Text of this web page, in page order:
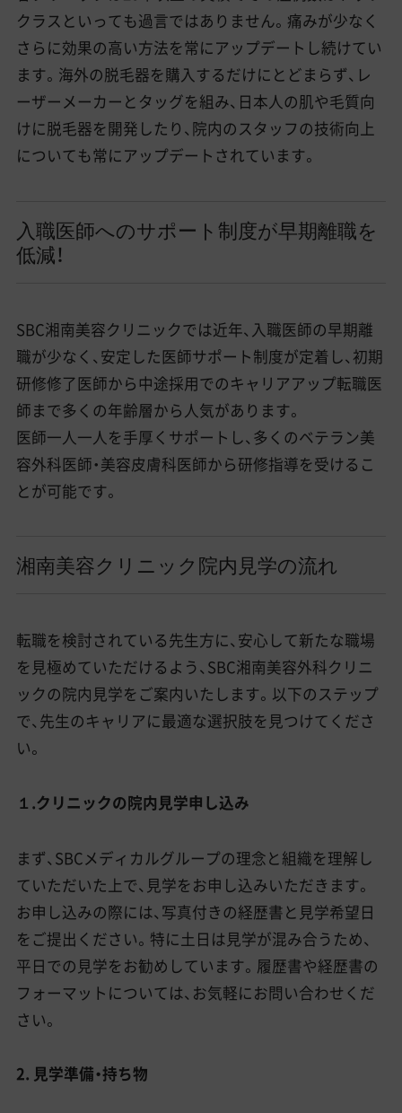
クラスといっても過言ではありません。痛みが少なく
さらに効果の高い方法を常にアップデートし続けてい
ます。海外の脱毛器を購入するだけにとどまらず、レ
ーザーメーカーとタッグを組み、日本人の肌や毛質向
けに脱毛器を開発したり、院内のスタッフの技術向上
についても常にアップデートされています。
入職医師へのサポート制度が早期離職を
低減！
SBC湘南美容クリニックでは近年、入職医師の早期離
職が少なく、安定した医師サポート制度が定着し、初期
研修修了医師から中途採用でのキャリアアップ転職医
師まで多くの年齢層から人気があります。
医師一人一人を手厚くサポートし、多くのベテラン美
容外科医師・美容皮膚科医師から研修指導を受けるこ
とが可能です。
湘南美容クリニック院内見学の流れ
転職を検討されている先生方に、安心して新たな職場
を見極めていただけるよう、SBC湘南美容外科クリニ
ックの院内見学をご案内いたします。以下のステップ
で、先生のキャリアに最適な選択肢を見つけてくださ
い。
１.クリニックの院内見学申し込み
まず、SBCメディカルグループの理念と組織を理解し
ていただいた上で、見学をお申し込みいただきます。
お申し込みの際には、写真付きの経歴書と見学希望日
をご提出ください。特に土日は見学が混み合うため、
平日での見学をお勧めしています。履歴書や経歴書の
フォーマットについては、お気軽にお問い合わせくだ
さい。
2. 見学準備・持ち物